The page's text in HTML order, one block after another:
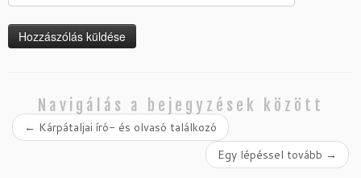
Navigálás a bejegyzések között
← Kárpátaljai író- és olvasó találkozó
Egy lépéssel tovább →